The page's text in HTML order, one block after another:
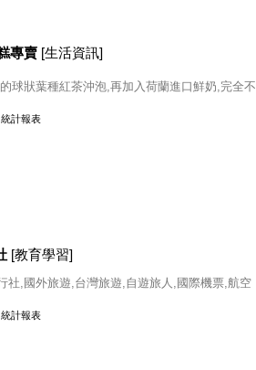
專賣 [生活資訊]
球狀葉種紅茶沖泡,再加入荷蘭進口鮮奶,完全不
統計報表
[教育學習]
社,國外旅遊,台灣旅遊,自遊旅人,國際機票,航空
統計報表